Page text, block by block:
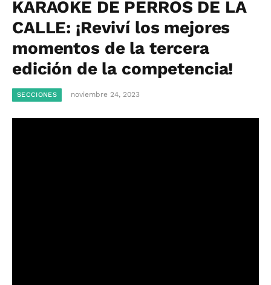
KARAOKE DE PERROS DE LA
CALLE: ¡Reviví los mejores
momentos de la tercera
edición de la competencia!
SECCIONES noviembre 24, 2023